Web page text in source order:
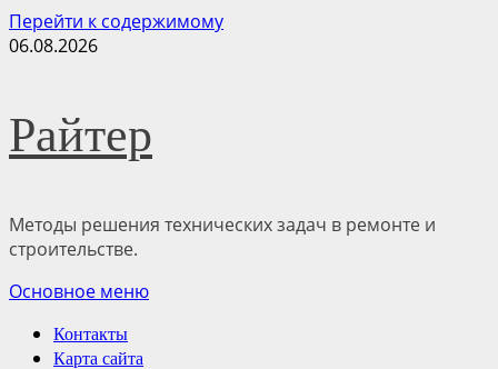
Перейти к содержимому
06.08.2026
Райтер
Методы решения технических задач в ремонте и
строительстве.
Основное меню
Контакты
Карта сайта